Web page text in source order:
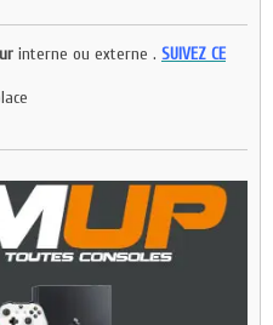
interne ou externe . SUIVEZ CE